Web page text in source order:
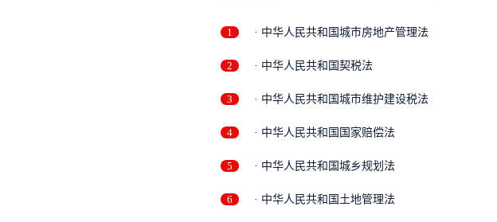
1 · 中华人民共和国城市房地产管理法
2 · 中华人民共和国契税法
3 · 中华人民共和国城市维护建设税法
4 · 中华人民共和国国家赔偿法
5 · 中华人民共和国城乡规划法
6 · 中华人民共和国土地管理法